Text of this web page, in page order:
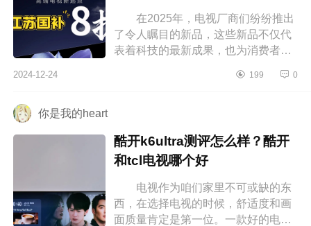
入手吗
在2025年，电视厂商们纷纷推出
了令人瞩目的新品，这些新品不仅代
表着科技的最新成果，也为消费者带
绍下小米sprominiled是真4k吗?小米...
2024-12-24 199 0
你是我的heart
酷开k6ultra测评怎么样？酷开
和tcl电视哪个好
电视作为咱们家里不可或缺的东
西，在选择电视的时候，舒适度和画
面质量肯定是第一位。一款好的电视